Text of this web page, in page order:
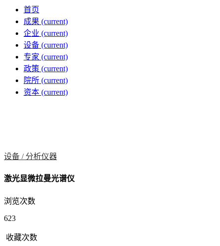
首页
成果 (current)
企业 (current)
设备 (current)
专家 (current)
政策 (current)
院所 (current)
资本 (current)
设备 / 分析仪器
激光显微拉曼光谱仪
浏览次数
623
收藏次数